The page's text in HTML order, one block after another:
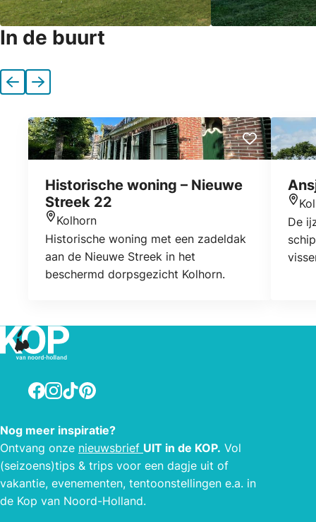
In de buurt
VorigeVolgende
Historische woning – Nieuwe
Streek 22
Kolhorn
Historische woning met een zadeldak
aan de Nieuwe Streek in het
beschermd dorpsgezicht Kolhorn.
De
Facebook
Instagram
TikTokPinterest
Nog meer inspiratie?
Ontvang onze nieuwsbrief UIT in de KOP. Vol
(seizoens)tips & trips voor een dagje uit of
vakantie, evenementen, tentoonstellingen e.a. in
de Kop van Noord-Holland.